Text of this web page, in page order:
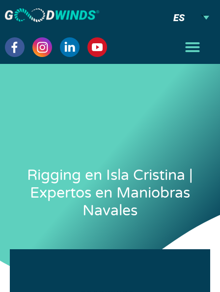
ES
Rigging en Isla Cristina |
Expertos en Maniobras
Navales